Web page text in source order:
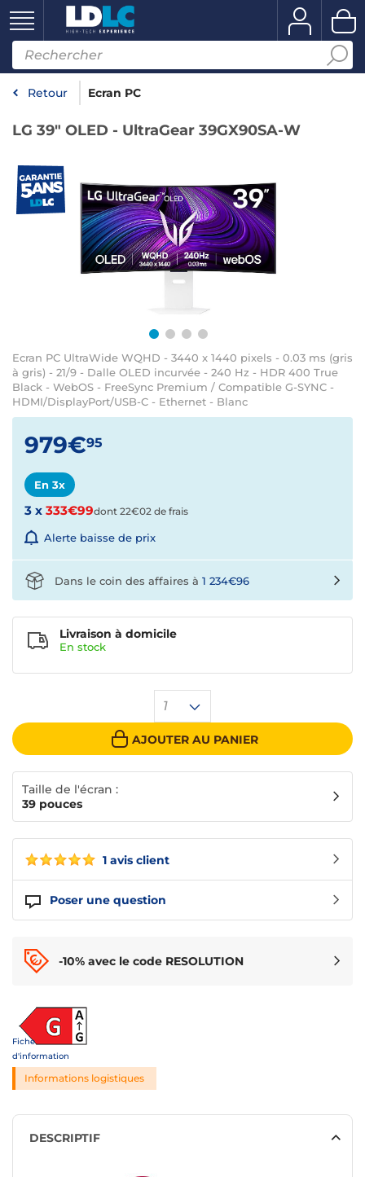
Retour Ecran PC
LG 39" OLED - UltraGear 39GX90SA-W
Ecran PC UltraWide WQHD - 3440 x 1440 pixels - 0.03 ms (gris
à gris) - 21/9 - Dalle OLED incurvée - 240 Hz - HDR 400 True
Black - WebOS - FreeSync Premium / Compatible G-SYNC -
HDMI/DisplayPort/USB-C - Ethernet - Blanc
1 avis client
Poser une question
979€95
En 3x
3 x 333€99dont 22€02 de frais
Alerte baisse de prix
1
AJOUTER AU PANIER
Livraison à domicile
En stock
Dans le coin des affaires à 1 234€96
Taille de l'écran :
39 pouces
Fiche
d'information
-10% avec le code RESOLUTION
Informations logistiques
DESCRIPTIF